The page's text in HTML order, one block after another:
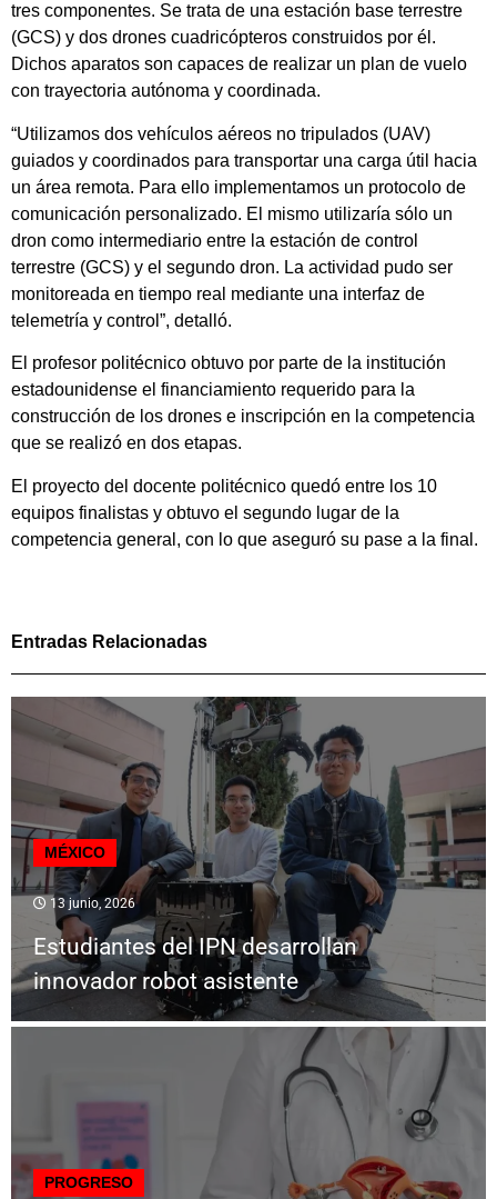
tres componentes. Se trata de una estación base terrestre
(GCS) y dos drones cuadricópteros construidos por él.
Dichos aparatos son capaces de realizar un plan de vuelo
con trayectoria autónoma y coordinada.
“Utilizamos dos vehículos aéreos no tripulados (UAV)
guiados y coordinados para transportar una carga útil hacia
un área remota. Para ello implementamos un protocolo de
comunicación personalizado. El mismo utilizaría sólo un
dron como intermediario entre la estación de control
terrestre (GCS) y el segundo dron. La actividad pudo ser
monitoreada en tiempo real mediante una interfaz de
telemetría y control”, detalló.
El profesor politécnico obtuvo por parte de la institución
estadounidense el financiamiento requerido para la
construcción de los drones e inscripción en la competencia
que se realizó en dos etapas.
El proyecto del docente politécnico quedó entre los 10
equipos finalistas y obtuvo el segundo lugar de la
competencia general, con lo que aseguró su pase a la final.
Entradas Relacionadas
MÉXICO
13 junio, 2026
Estudiantes del IPN desarrollan
innovador robot asistente
PROGRESO